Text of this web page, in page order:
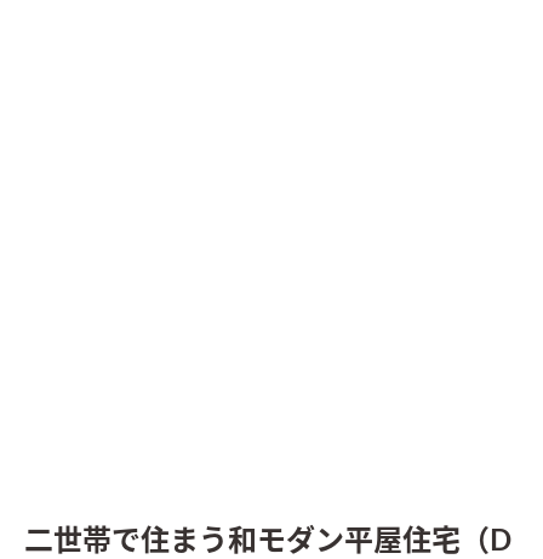
二世帯で住まう和モダン平屋住宅（D